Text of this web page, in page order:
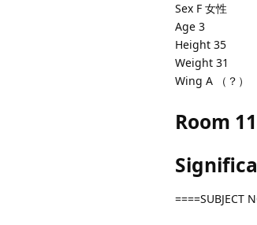
Sex F 女性
Age 3
Height 35
Weight 31
Wing A （？）
Room
====SUBJECT